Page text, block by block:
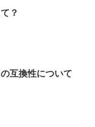
？
互換性について